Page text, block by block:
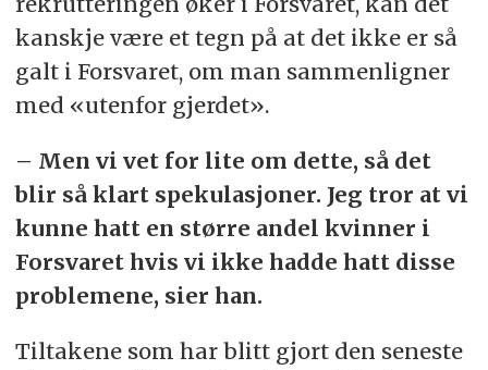
kanskje være et tegn på at det ikke er så
galt i Forsvaret, om man sammenligner
med «utenfor gjerdet».
– Men vi vet for lite om dette, så det
blir så klart spekulasjoner. Jeg tror at vi
kunne hatt en større andel kvinner i
Forsvaret hvis vi ikke hadde hatt disse
problemene, sier han.
Tiltakene som har blitt gjort den seneste